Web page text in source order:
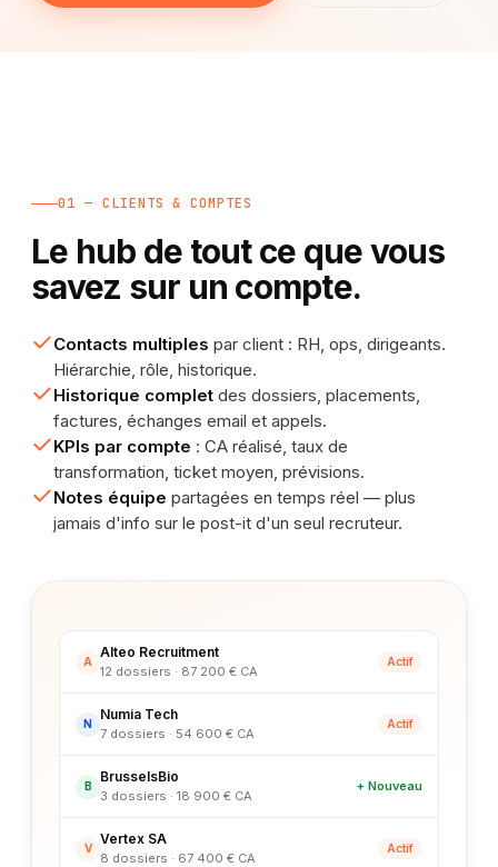
01 — CLIENTS & COMPTES
Le hub de tout ce que vous
savez sur un compte.
Contacts multiples par client : RH, ops, dirigeants.
Hiérarchie, rôle, historique.
Historique complet des dossiers, placements,
factures, échanges email et appels.
KPIs par compte : CA réalisé, taux de
transformation, ticket moyen, prévisions.
Notes équipe partagées en temps réel — plus
jamais d'info sur le post-it d'un seul recruteur.
A
Alteo Recruitment
12 dossiers · 87 200 € CA
Actif
N
Numia Tech
7 dossiers · 54 600 € CA
Actif
B
BrusselsBio
3 dossiers · 18 900 € CA
+ Nouveau
V
Vertex SA
8 dossiers · 67 400 € CA
Actif